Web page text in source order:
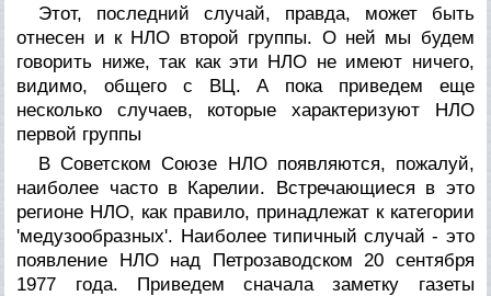
Этот, последний случай, правда, может быть
отнесен и к НЛО второй группы. О ней мы будем
говорить ниже, так как эти НЛО не имеют ничего,
видимо, общего с ВЦ. А пока приведем еще
несколько случаев, которые характеризуют НЛО
первой группы
В Советском Союзе НЛО появляются, пожалуй,
наиболее часто в Карелии. Встречающиеся в это
регионе НЛО, как правило, принадлежат к категории
'медузообразных'. Наиболее типичный случай - это
появление НЛО над Петрозаводском 20 сентября
1977 года. Приведем сначала заметку газеты